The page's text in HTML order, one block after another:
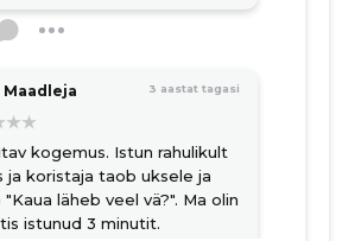
Maadleja 3 aastat tagasi
kogemus. Istun rahulikult
ja koristaja taob uksele ja
"Kaua läheb veel vä?". Ma olin
istunud 3 minutit.